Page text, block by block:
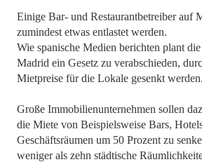
Einige Bar- und Restaurantbetreiber auf
zumindest etwas entlastet werden.
Wie spanische Medien berichten plant
Madrid ein Gesetz zu verabschieden,
Mietpreise für die Lokale gesenkt werden.
Große Immobilienunternehmen sollen
die Miete von Beispielsweise Bars,
Geschäftsräumen um 50 Prozent zu
weniger als zehn städtische